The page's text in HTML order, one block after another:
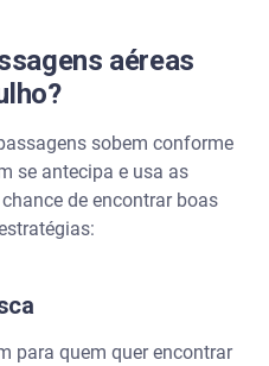
aéreas
sobem conforme
se antecipa e usa as
de encontrar boas
para quem quer encontrar